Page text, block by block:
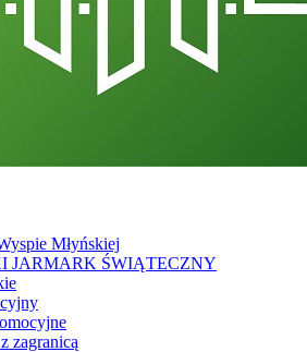
Młyńskiej
JARMARK ŚWIĄTECZNY
zagranicą